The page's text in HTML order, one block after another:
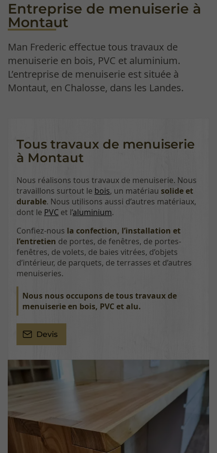
Entreprise de menuiserie à
Montaut
Man Frederic effectue tous travaux de
menuiserie en bois, PVC et aluminium.
L’entreprise de menuiserie est située à
Montaut, en Chalosse, dans les Landes.
Tous travaux de menuiserie
à Montaut
Nous réalisons tous travaux de menuiserie. Nous
travaillons surtout le bois, un matériau solide et
durable. Nous utilisons aussi d’autres matériaux,
dont le PVC et l’aluminium.
Confiez-nous la confection, l’installation et
l’entretien de portes, de fenêtres, de portes-
fenêtres, de volets, de baies vitrées, d’objets
d’intérieur, de parquets, de terrasses et d’autres
menuiseries.
Nous nous occupons de tous travaux de
menuiserie en bois, PVC et alu.
Devis